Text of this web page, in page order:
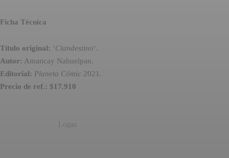
Ficha Técnica
Título original: ‘Clandestino‘.
Autor: Amancay Nahuelpan.
Editorial: Planeta Cómic 2021.
Precio de ref.: $17.910
Logan